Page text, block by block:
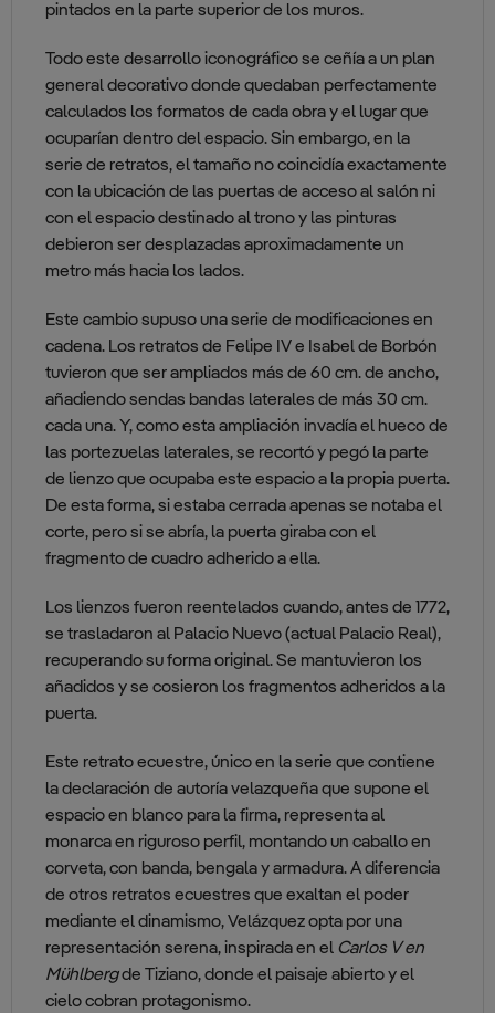
pintados en la parte superior de los muros.
Todo este desarrollo iconográfico se ceñía a un plan
general decorativo donde quedaban perfectamente
calculados los formatos de cada obra y el lugar que
ocuparían dentro del espacio. Sin embargo, en la
serie de retratos, el tamaño no coincidía exactamente
con la ubicación de las puertas de acceso al salón ni
con el espacio destinado al trono y las pinturas
debieron ser desplazadas aproximadamente un
metro más hacia los lados.
Este cambio supuso una serie de modificaciones en
cadena. Los retratos de Felipe IV e Isabel de Borbón
tuvieron que ser ampliados más de 60 cm. de ancho,
añadiendo sendas bandas laterales de más 30 cm.
cada una. Y, como esta ampliación invadía el hueco de
las portezuelas laterales, se recortó y pegó la parte
de lienzo que ocupaba este espacio a la propia puerta.
De esta forma, si estaba cerrada apenas se notaba el
corte, pero si se abría, la puerta giraba con el
fragmento de cuadro adherido a ella.
Los lienzos fueron reentelados cuando, antes de 1772,
se trasladaron al Palacio Nuevo (actual Palacio Real),
recuperando su forma original. Se mantuvieron los
añadidos y se cosieron los fragmentos adheridos a la
puerta.
Este retrato ecuestre, único en la serie que contiene
la declaración de autoría velazqueña que supone el
espacio en blanco para la firma, representa al
monarca en riguroso perfil, montando un caballo en
corveta, con banda, bengala y armadura. A diferencia
de otros retratos ecuestres que exaltan el poder
mediante el dinamismo, Velázquez opta por una
representación serena, inspirada en el Carlos V en
Mühlbergde Tiziano, donde el paisaje abierto y el
cielo cobran protagonismo.